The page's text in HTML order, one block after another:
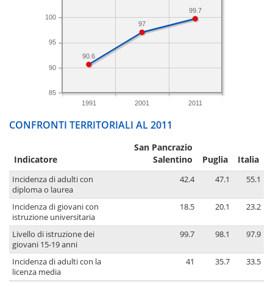
1991 2001 2011
85
90
95
100
99.7
97
90.6
CONFRONTI TERRITORIALI AL 2011
Indicatore
San Pancrazio
Salentino
Puglia Italia
Incidenza di adulti con
diploma o laurea
42.4 47.1 55.1
Incidenza di giovani con
istruzione universitaria
18.5 20.1 23.2
Livello di istruzione dei
giovani 15-19 anni
99.7 98.1 97.9
Incidenza di adulti con la
licenza media
41 35.7 33.5